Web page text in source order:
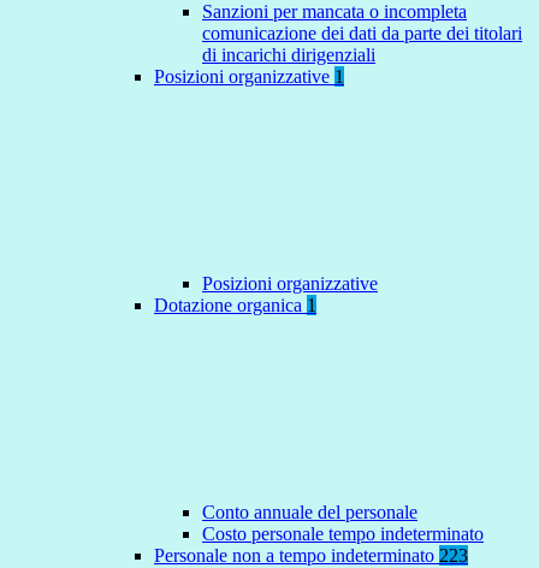
Sanzioni per mancata o incompleta
comunicazione dei dati da parte dei titolari
di incarichi dirigenziali
Posizioni organizzative 1
Posizioni organizzative
Dotazione organica 1
Conto annuale del personale
Costo personale tempo indeterminato
Personale non a tempo indeterminato 223